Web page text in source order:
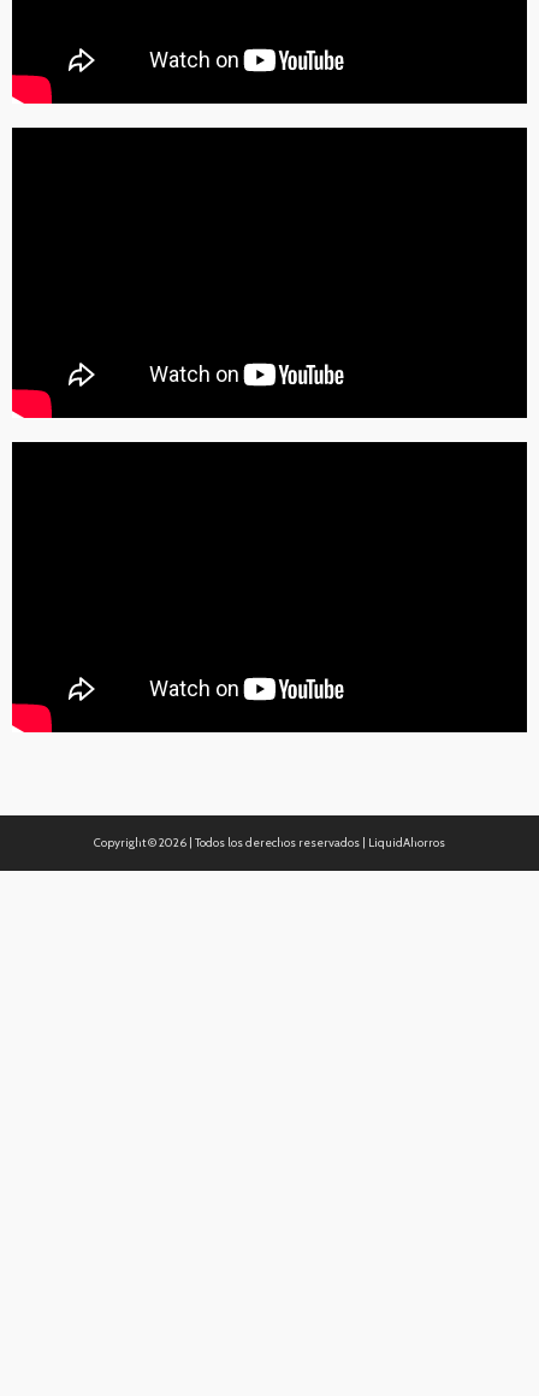
Copyright ©2026 | Todos los derechos reservados | LiquidAhorros